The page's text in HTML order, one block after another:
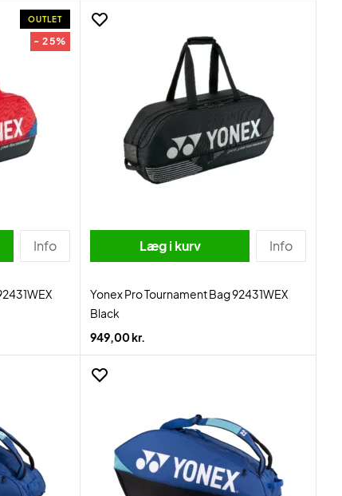
OUTLET
- 25%
Info Læg i kurv Info
Yonex Pro Tournament Bag 92431WEX
Black
949,00 kr.